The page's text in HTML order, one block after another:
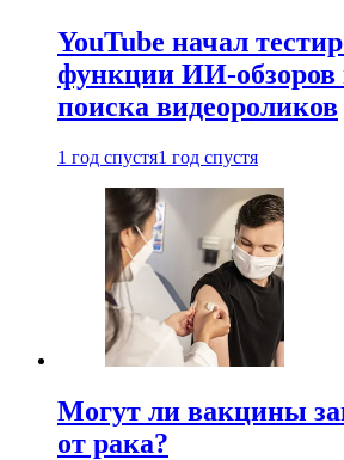
YouTube начал
функции ИИ-обзоров
поиска видеороликов
1 год спустя1 год спустя
Могут ли вакцины
от рака?